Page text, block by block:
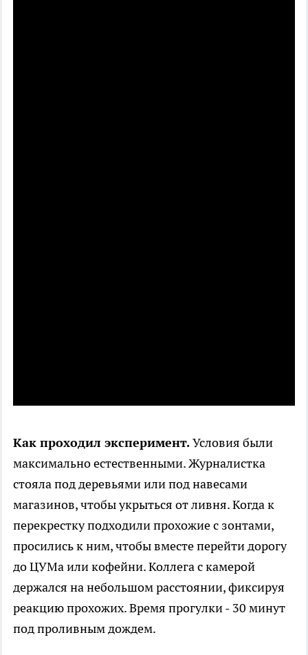
Как проходил эксперимент.Условия были
максимально естественными. Журналистка
стояла под деревьями или под навесами
магазинов, чтобы укрыться от ливня. Когда к
перекрестку подходили прохожие с зонтами,
просились к ним, чтобы вместе перейти дорогу
до ЦУМа или кофейни. Коллега с камерой
держался на небольшом расстоянии, фиксируя
реакцию прохожих. Время прогулки - 30 минут
под проливным дождем.